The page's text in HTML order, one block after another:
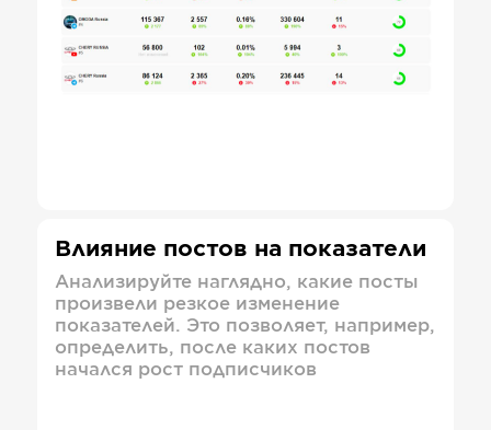
Влияние постов на показатели
Анализируйте наглядно, какие посты
произвели резкое изменение
показателей. Это позволяет, например,
определить, после каких постов
начался рост подписчиков